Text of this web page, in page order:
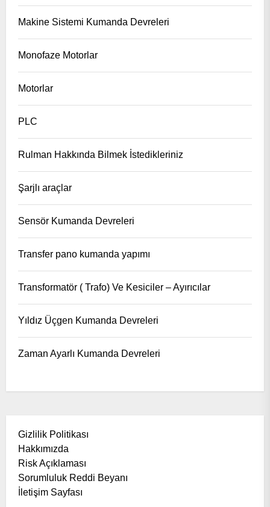
Makine Sistemi Kumanda Devreleri
Monofaze Motorlar
Motorlar
PLC
Rulman Hakkında Bilmek İstedikleriniz
Şarjlı araçlar
Sensör Kumanda Devreleri
Transfer pano kumanda yapımı
Transformatör ( Trafo) Ve Kesiciler – Ayırıcılar
Yıldız Üçgen Kumanda Devreleri
Zaman Ayarlı Kumanda Devreleri
Gizlilik Politikası
Hakkımızda
Risk Açıklaması
Sorumluluk Reddi Beyanı
İletişim Sayfası